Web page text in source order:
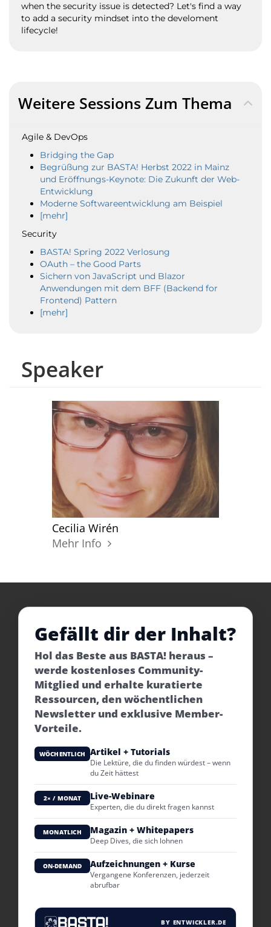
Speaker
Cecilia Wirén
Mehr Info
when the security issue is detected? Let's find a way
to add a security mindset into the develoment
lifecycle!
Weitere Sessions Zum Thema
Agile & DevOps
Bridging the Gap
Begrüßung zur BASTA! Herbst 2022 in Mainz
und Eröffnungs-Keynote: Die Zukunft der Web-
Entwicklung
Moderne Softwareentwicklung am Beispiel
[mehr]
Security
BASTA! Spring 2022 Verlosung
OAuth – the Good Parts
Sichern von JavaScript und Blazor
Anwendungen mit dem BFF (Backend for
Frontend) Pattern
[mehr]
Gefällt dir der Inhalt?
Hol das Beste aus BASTA! heraus –
werde kostenloses Community-
Mitglied und erhalte kuratierte
Ressourcen, den wöchentlichen
Newsletter und exklusive Member-
Vorteile.
WÖCHENTLICH Artikel + Tutorials
Die Lektüre, die du finden würdest – wenn
du Zeit hättest
2× / MONAT Live-Webinare
Experten, die du direkt fragen kannst
MONATLICH Magazin + Whitepapers
Deep Dives, die sich lohnen
ON-DEMAND Aufzeichnungen + Kurse
Vergangene Konferenzen, jederzeit
abrufbar
BY ENTWICKLER.DE